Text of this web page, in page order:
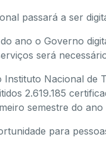
passará a ser
ano o Governo
será
Instituto Nacional de
2.619.185
semestre do ano
para